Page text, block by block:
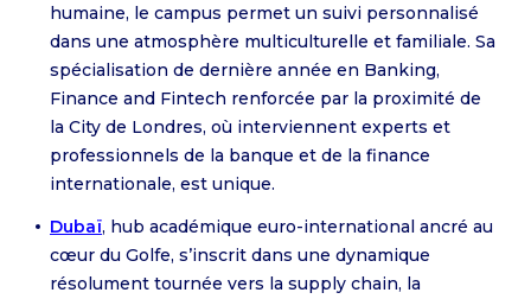
humaine, le campus permet un suivi personnalisé
dans une atmosphère multiculturelle et familiale. Sa
spécialisation de dernière année en Banking,
Finance and Fintech renforcée par la proximité de
la City de Londres, où interviennent experts et
professionnels de la banque et de la finance
internationale, est unique.
Dubaï, hub académique euro-international ancré au
cœur du Golfe, s’inscrit dans une dynamique
résolument tournée vers la supply chain, la